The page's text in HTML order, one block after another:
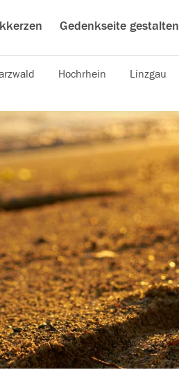
Gedenkseite gestalten
Hochrhein Linzgau